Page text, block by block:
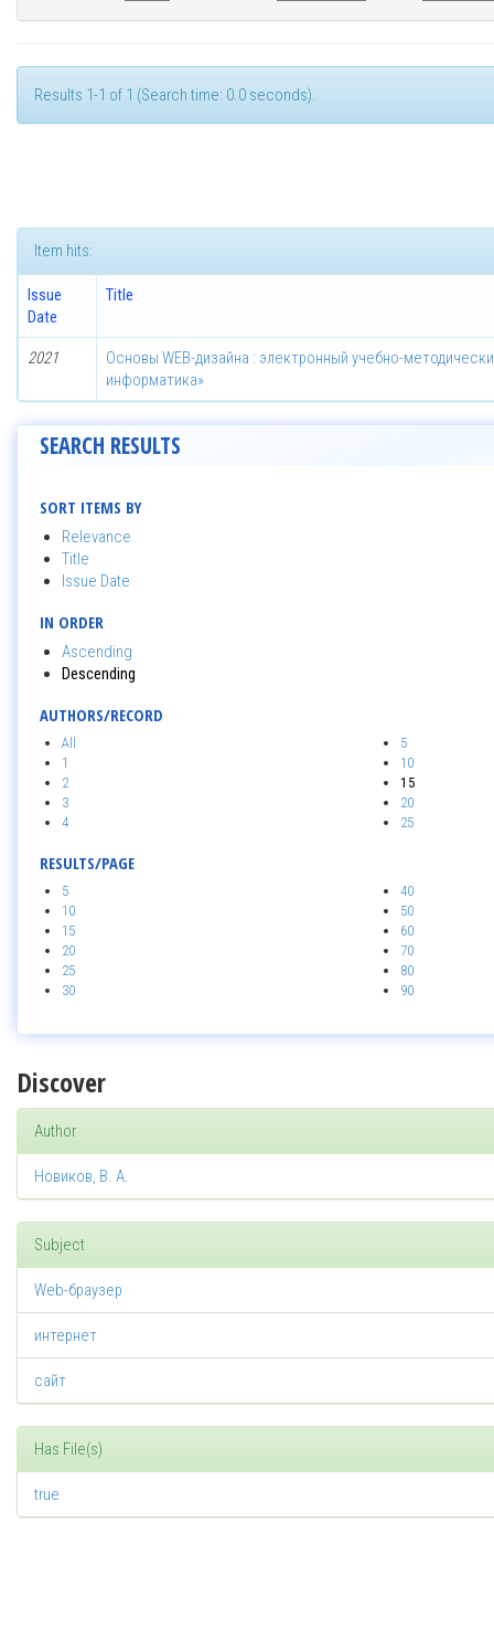
Results 1-1 of 1 (Search time: 0.0 seconds).
Item hits:
Issue
Date
Title
2021
Основы WEB-дизайна : электронный учебно-
информатика»
SEARCH RESULTS
SORT ITEMS BY
Relevance
Title
Issue Date
IN ORDER
Ascending
Descending
AUTHORS/RECORD
All
1
2
3
4
5
10
15
20
25
RESULTS/PAGE
5
10
15
20
25
30
40
50
60
70
80
90
Discover
Author
Новиков, В. А.
Subject
Web-браузер
интернет
сайт
Has File(s)
true